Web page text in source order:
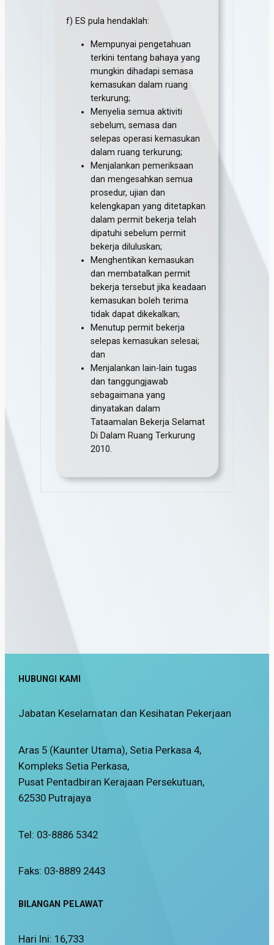
f) ES pula hendaklah:
Mempunyai pengetahuan
terkini tentang bahaya yang
mungkin dihadapi semasa
kemasukan dalam ruang
terkurung;
Menyelia semua aktiviti
sebelum, semasa dan
selepas operasi kemasukan
dalam ruang terkurung;
Menjalankan pemeriksaan
dan mengesahkan semua
prosedur, ujian dan
kelengkapan yang ditetapkan
dalam permit bekerja telah
dipatuhi sebelum permit
bekerja diluluskan;
Menghentikan kemasukan
dan membatalkan permit
bekerja tersebut jika keadaan
kemasukan boleh terima
tidak dapat dikekalkan;
Menutup permit bekerja
selepas kemasukan selesai;
dan
Menjalankan lain-lain tugas
dan tanggungjawab
sebagaimana yang
dinyatakan dalam
Tataamalan Bekerja Selamat
Di Dalam Ruang Terkurung
2010.
HUBUNGI KAMI
Jabatan Keselamatan dan Kesihatan Pekerjaan
Aras 5 (Kaunter Utama), Setia Perkasa 4,
Kompleks Setia Perkasa,
Pusat Pentadbiran Kerajaan Persekutuan,
62530 Putrajaya
Tel: 03-8886 5342
Faks: 03-8889 2443
BILANGAN PELAWAT
Hari Ini: 16,733